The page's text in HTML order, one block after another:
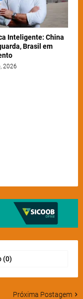
Inteligente: China
Brasil em
2026
(0)
Próxima Postagem